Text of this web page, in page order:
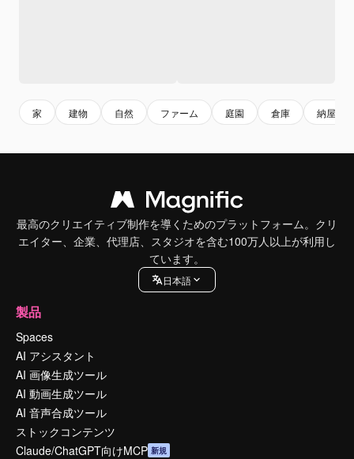
家 建物 自然 ファーム 庭園 倉庫 納屋
最高のクリエイティブ制作を導くためのプラットフォーム。クリ
エイター、企業、代理店、スタジオを含む100万人以上が利用し
ています。
日本語
製品
Spaces
AI アシスタント
AI 画像生成ツール
AI 動画生成ツール
AI 音声合成ツール
ストックコンテンツ
Claude/ChatGPT向けMCP 新規